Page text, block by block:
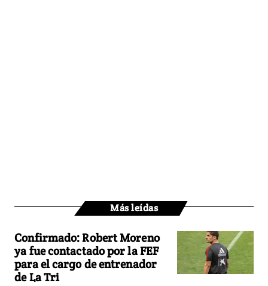
Más leídas
Confirmado: Robert Moreno
ya fue contactado por la FEF
para el cargo de entrenador
de La Tri